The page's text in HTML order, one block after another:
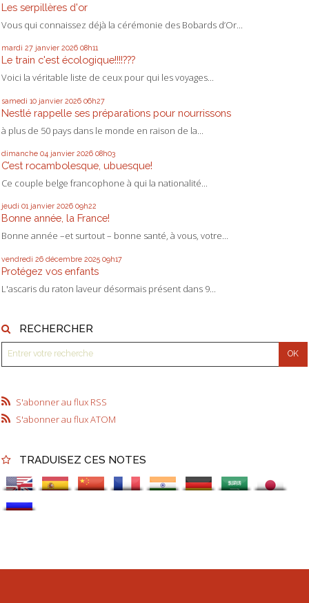
Les serpillères d'or
Vous qui connaissez déjà la cérémonie des Bobards d’Or...
mardi 27 janvier 2026 08h11
Le train c'est écologique!!!!???
Voici la véritable liste de ceux pour qui les voyages...
samedi 10 janvier 2026 06h27
Nestlé rappelle ses préparations pour nourrissons
à plus de 50 pays dans le monde en raison de la...
dimanche 04 janvier 2026 08h03
C’est rocambolesque, ubuesque!
Ce couple belge francophone à qui la nationalité...
jeudi 01 janvier 2026 09h22
Bonne année, la France!
Bonne année –et surtout – bonne santé, à vous, votre...
vendredi 26 décembre 2025 09h17
Protégez vos enfants
L'ascaris du raton laveur désormais présent dans 9...
RECHERCHER
S'abonner au flux RSS
S'abonner au flux ATOM
TRADUISEZ CES NOTES